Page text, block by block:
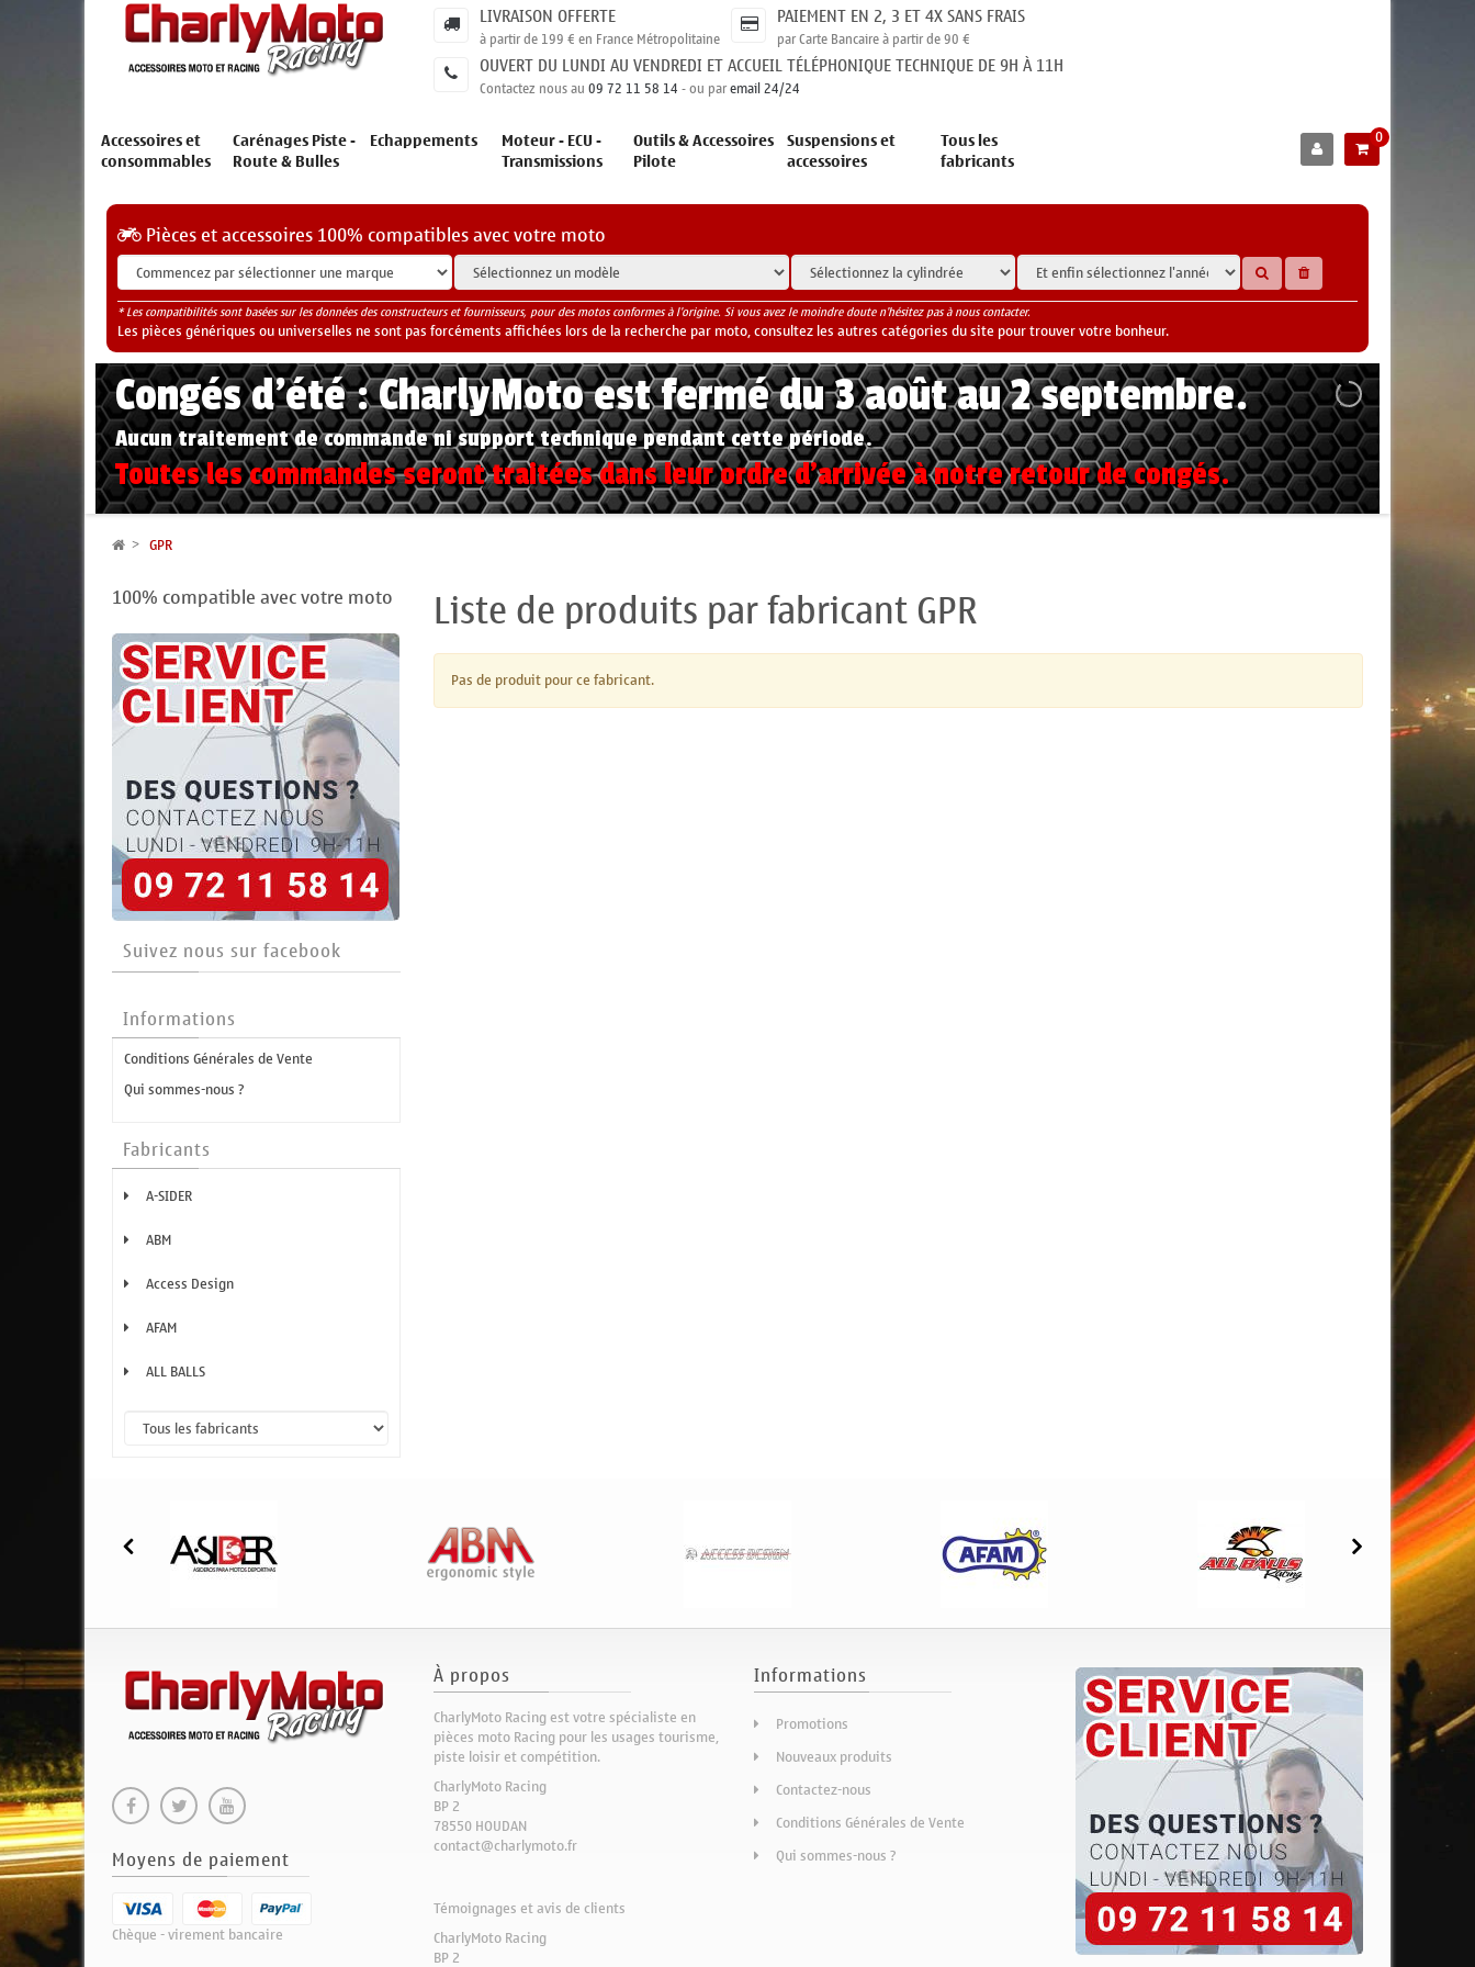
LIVRAISON OFFERTE
à partir de 199 € en France Métropolitaine
PAIEMENT EN 2, 3 ET 4X SANS FRAIS
par Carte Bancaire à partir de 90 €
OUVERT DU LUNDI AU VENDREDI ET ACCUEIL TÉLÉPHONIQUE TECHNIQUE DE 9H À 11H
Contactez nous au09 72 11 58 14- ou paremail 24/24
Accessoires et
consommables
Carénages Piste -
Route & Bulles
Echappements Moteur - ECU -
Transmissions
Outils & Accessoires
Pilote
Suspensions et
accessoires
Tous les
fabricants
0
Pièces et accessoires 100% compatibles avec votre moto
* Les compatibilités sont basées sur les données des constructeurs et fournisseurs, pour des motos conformes à l'origine. Si vous avez le moindre doute n'hésitez pas à nous contacter.
Les pièces génériques ou universelles ne sont pas forcéments affichées lors de la recherche par moto, consultez les autres catégories du site pour trouver votre bonheur.
Congés d'été : CharlyMoto est fermé du 3 août au 2 septembre.
Aucun traitement de commande ni support technique pendant cette période.
Toutes les commandes seront traitées dans leur ordre d'arrivée à notre retour de congés.
GPR
100% compatible avec votre moto
Suivez nous sur facebook
Informations
Conditions Générales de Vente
Qui sommes-nous ?
Fabricants
A-SIDER
ABM
Access Design
AFAM
ALL BALLS
Liste de produits par fabricant GPR
Pas de produit pour ce fabricant.
Moyens de paiement
Chèque - virement bancaire
À propos
CharlyMoto Racing est votre spécialiste en
pièces moto Racing pour les usages tourisme,
piste loisir et compétition.
CharlyMoto Racing
BP 2
78550 HOUDAN
contact@charlymoto.fr
Témoignages et avis de clients
CharlyMoto Racing
BP 2
Informations
Promotions
Nouveaux produits
Contactez-nous
Conditions Générales de Vente
Qui sommes-nous ?